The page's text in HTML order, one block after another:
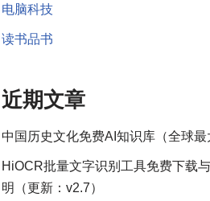
电脑科技
读书品书
近期文章
中国历史文化免费AI知识库（全球最
HiOCR批量文字识别工具免费下载
明（更新：v2.7）